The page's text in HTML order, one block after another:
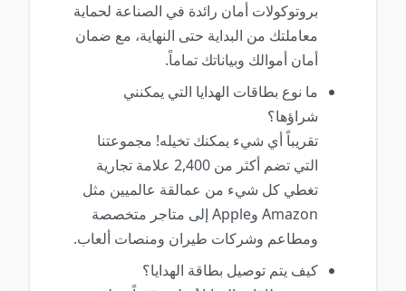
بروتوكولات أمان رائدة في الصناعة لحماية
معاملتك من البداية حتى النهاية، مع ضمان
أمان أموالك وبياناتك تماماً.
ما نوع بطاقات الهدايا التي يمكنني
شراؤها؟
تقريباً أي شيء يمكنك تخيله! مجموعتنا
التي تضم أكثر من 2,400 علامة تجارية
تغطي كل شيء من عمالقة عالميين مثل
Amazon وApple إلى متاجر متخصصة
ومطاعم وشركات طيران ومنصات ألعاب.
كيف يتم توصيل بطاقة الهدايا؟